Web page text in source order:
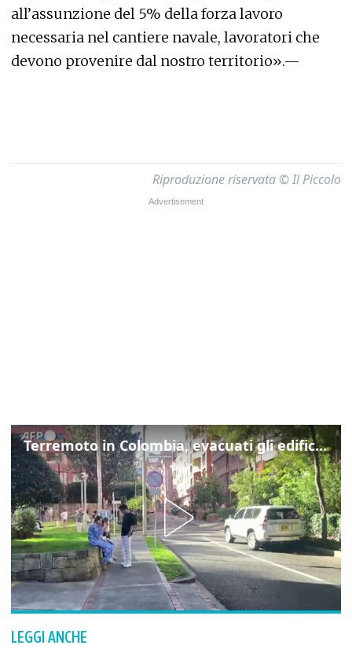
all’assunzione del 5% della forza lavoro
necessaria nel cantiere navale, lavoratori che
devono provenire dal nostro territorio».—
Riproduzione riservata © Il Piccolo
Terremoto in Colombia, evacuati gli edifici di Bogotà dopo la scossa di magnitudo 7.4
LEGGI ANCHE